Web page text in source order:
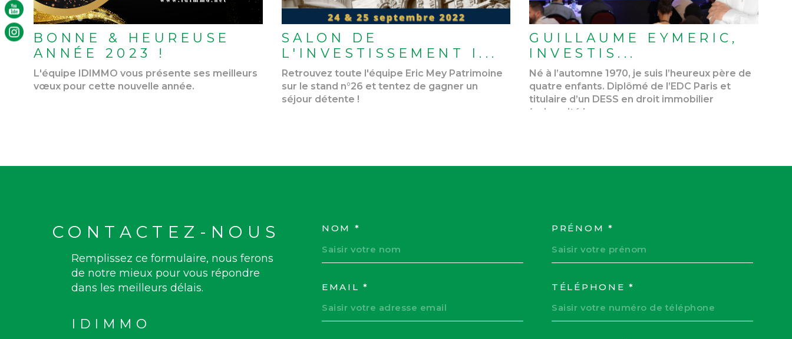
BONNE & HEUREUSE
ANNÉE 2023 !
L'équipe IDIMMO vous présente ses meilleurs
vœux pour cette nouvelle année.
SALON DE
L'INVESTISSEMENT I...
Retrouvez toute l'équipe Eric Mey Patrimoine
sur le stand n°26 et tentez de gagner un
séjour détente !
GUILLAUME EYMERIC,
INVESTIS...
Né à l’automne 1970, je suis l’heureux père de
quatre enfants. Diplômé de l’EDC Paris et
titulaire d’un DESS en droit immobilier
(université Lyon ...
CONTACTEZ-NOUS
Remplissez ce formulaire, nous ferons
de notre mieux pour vous répondre
dans les meilleurs délais.
IDIMMO
TRAD_MELTEM_VOSCOORDONNEES
NOM * PRÉNOM *
EMAIL * TÉLÉPHONE *